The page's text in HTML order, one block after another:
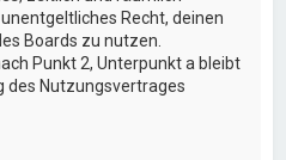
Recht, deinen
Boards zu nutzen.
Punkt 2, Unterpunkt a bleibt
des Nutzungsvertrages